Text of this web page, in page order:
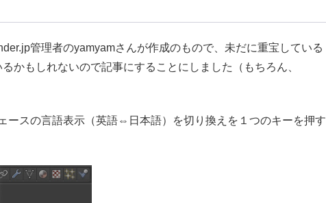
管理者のyamyamさんが作成のもので、未だに重宝している
かもしれないので記事にすることにしました（もちろん、
ースの言語表示（英語⇔日本語）を切り換えを１つのキーを押す